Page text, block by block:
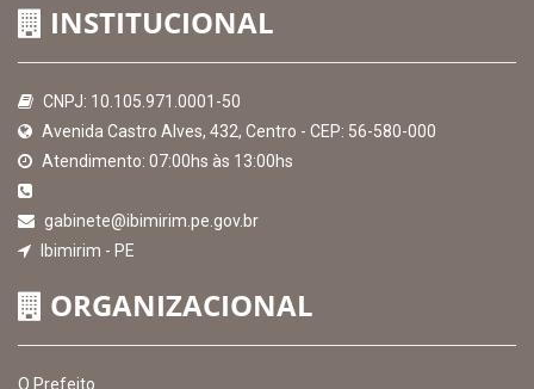
INSTITUCIONAL
CNPJ: 10.105.971.0001-50
Avenida Castro Alves, 432, Centro - CEP: 56-580-000
Atendimento: 07:00hs às 13:00hs
gabinete@ibimirim.pe.gov.br
Ibimirim - PE
ORGANIZACIONAL
O Prefeito